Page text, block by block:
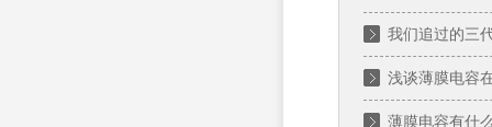
我们追过的三
浅谈薄膜电容
薄膜电容有什